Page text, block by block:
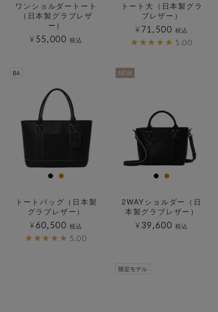
ワンショルダートート
（日本製グラブレザ
ー）
¥ 55,000 税込
トート大（日本製グラ
ブレザー）
¥71,500 税込
5.00
B4
トートバッグ（日本製
グラブレザー）
¥60,500 税込
5.00
NEW
2WAYショルダー（日
本製グラブレザー）
¥39,600 税込
限定モデル